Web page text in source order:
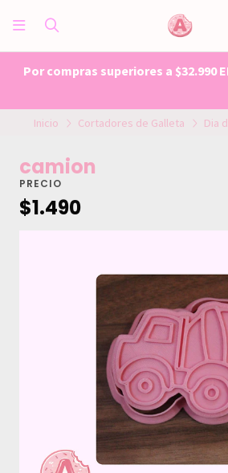
Por compras superiores a $32.990
Inicio Cortadores de Galleta Dia
camion
PRECIO
$1.490